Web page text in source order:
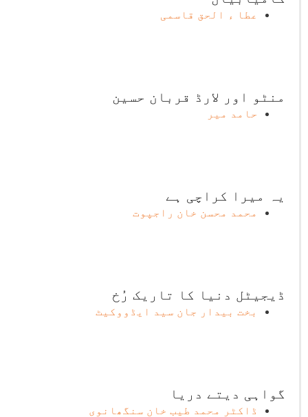
عطا ء الحق قاسمی
منٹو اور لارڈ قربان حسین
حامد میر
یہ میرا کراچی ہے
محمد محسن خان راجپوت
ڈیجیٹل دنیا کا تاریک رُخ
بخت بیدار جان سید ایڈووکیٹ
گواہی دیتے دریا
ڈاکٹر محمد طیب خان سنگھانوی